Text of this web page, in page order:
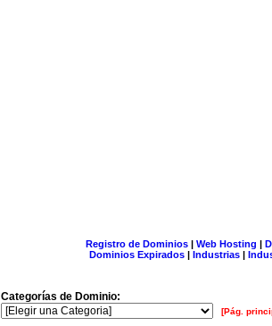
Registro de Dominios| Web Hosting |
Dominios Expirados | Industrias |
Categorías de Dominio:
[Pág.